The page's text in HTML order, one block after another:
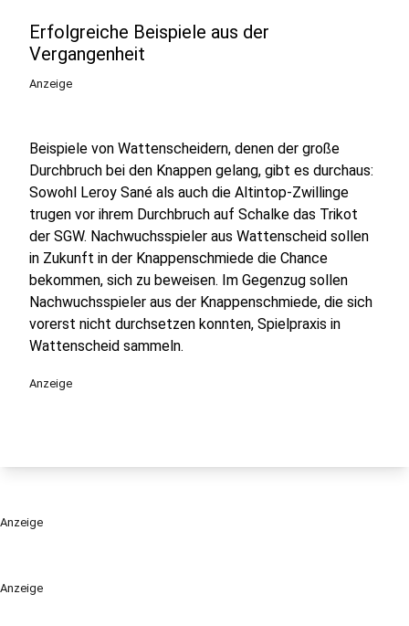
Anzeige
Erfolgreiche Beispiele aus der
Vergangenheit
Anzeige
Beispiele von Wattenscheidern, denen der große
Durchbruch bei den Knappen gelang, gibt es durchaus:
Sowohl Leroy Sané als auch die Altintop-Zwillinge
trugen vor ihrem Durchbruch auf Schalke das Trikot
der SGW. Nachwuchsspieler aus Wattenscheid sollen
in Zukunft in der Knappenschmiede die Chance
bekommen, sich zu beweisen. Im Gegenzug sollen
Nachwuchsspieler aus der Knappenschmiede, die sich
vorerst nicht durchsetzen konnten, Spielpraxis in
Wattenscheid sammeln.
Anzeige
Anzeige